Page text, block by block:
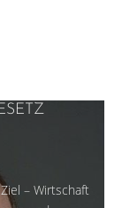
– Wirtschaft